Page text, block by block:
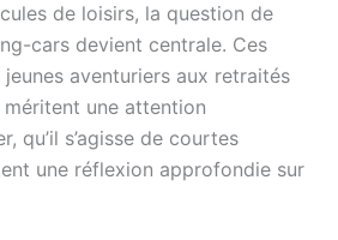
de loisirs, la question de
cars devient centrale. Ces
aventuriers aux retraités
une attention
qu’il s’agisse de courtes
une réflexion approfondie sur